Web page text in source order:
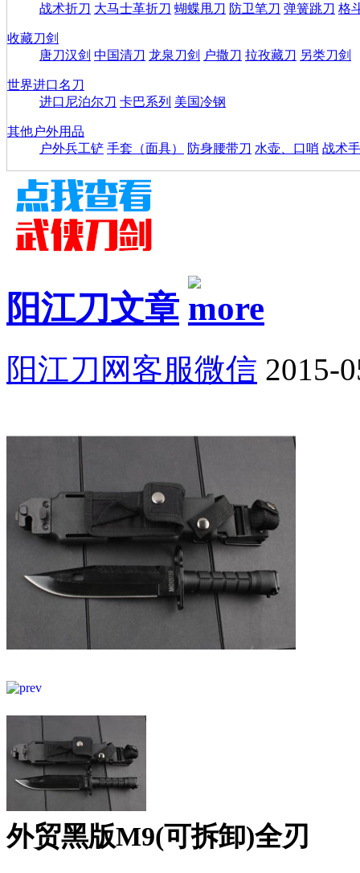
战术折刀 大马士革折刀 蝴蝶甩刀 防卫笔刀 弹簧跳刀 格
收藏刀剑
唐刀汉剑 中国清刀 龙泉刀剑 户撒刀 拉孜藏刀 另类刀剑
世界进口名刀
进口尼泊尔刀 卡巴系列 美国冷钢
其他户外用品
户外兵工铲 手套（面具） 防身腰带刀 水壶、口哨 战术
阳江刀文章
阳江刀网客服微信 2015-
外贸黑版M9(可拆卸)全刃